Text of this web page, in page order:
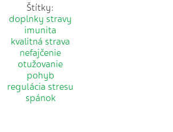
Štítky:
doplnky stravy
imunita
kvalitná strava
nefajčenie
otužovanie
pohyb
regulácia stresu
spánok